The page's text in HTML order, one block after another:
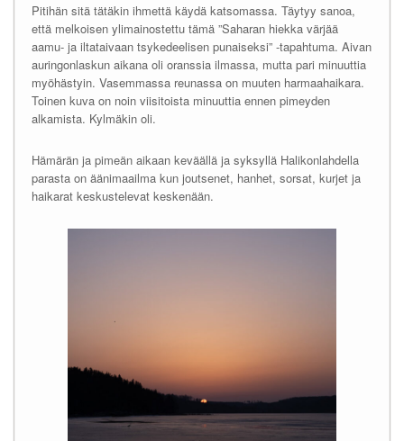
Pitihän sitä tätäkin ihmettä käydä katsomassa. Täytyy sanoa,
että melkoisen ylimainostettu tämä ”Saharan hiekka värjää
aamu- ja iltataivaan tsykedeelisen punaiseksi” -tapahtuma. Aivan
auringonlaskun aikana oli oranssia ilmassa, mutta pari minuuttia
myöhästyin. Vasemmassa reunassa on muuten harmaahaikara.
Toinen kuva on noin viisitoista minuuttia ennen pimeyden
alkamista. Kylmäkin oli.
Hämärän ja pimeän aikaan keväällä ja syksyllä Halikonlahdella
parasta on äänimaailma kun joutsenet, hanhet, sorsat, kurjet ja
haikarat keskustelevat keskenään.